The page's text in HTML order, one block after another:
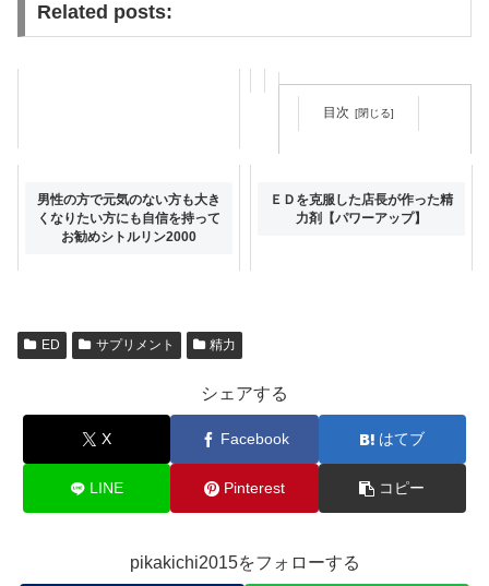
Related posts:
目次
プエラリア配合の高級バストケ
アサプリ「ピーチアップ」
男性の方で元気のない方も大き
くなりたい方にも自信を持って
お勧めシトルリン2000
ＥＤを克服した店長が作った精
力剤【パワーアップ】
ED サプリメント 精力
シェアする
X Facebook はてブ
LINE Pinterest コピー
pikakichi2015をフォローする